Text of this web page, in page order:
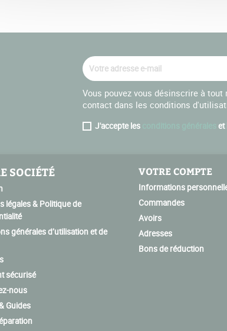
Vous pouvez vous désinscrire à
contact dans les conditions
J'accepte les et
SOCIÉTÉ
légales & Politique de
générales d’utilisation et de
sécurisé
nous
Guides
VOTRE COMPTE
Informations
Commandes
Avoirs
Adresses
Bons de réduction